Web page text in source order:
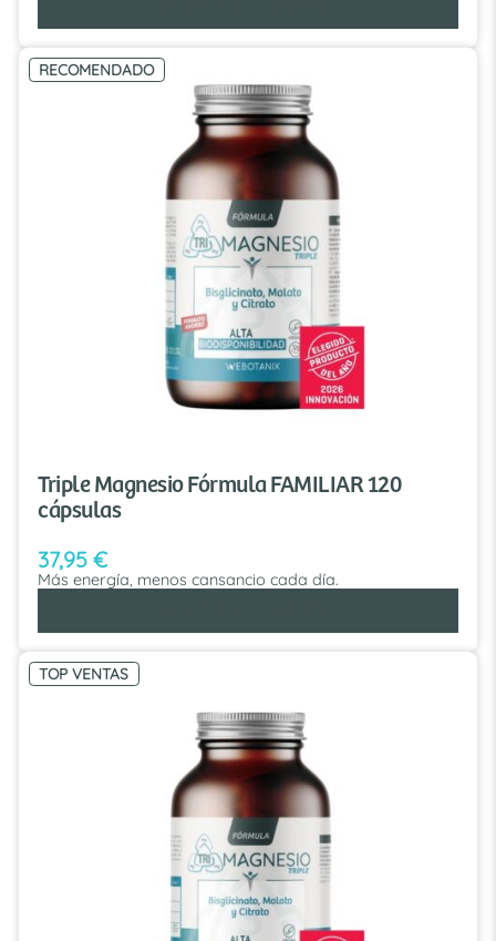
RECOMENDADO
Triple Magnesio Fórmula FAMILIAR 120
cápsulas
37,95 €
Más energía, menos cansancio cada día.
TOP VENTAS